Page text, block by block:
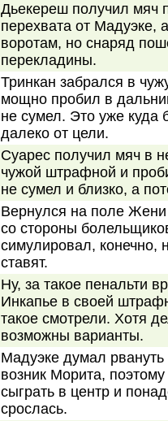
Дьекереш получил мяч
перехвата от Мадуэке,
воротам, но снаряд
перекладины.
Тринкан забрался в
мощно пробил в
не сумел. Это уже куда
далеко от цели.
Суарес получил мяч в
чужой штрафной и
не сумел и близко, а
Вернулся на поле Жени
со стороны
симулировал, конечно,
ставят.
Ну, за такое пенальти
Инкапье в своей
такое смотрели. Хотя
возможны варианты.
Мадуэке думал
возник Морита,
сыграть в центр и
срослась.